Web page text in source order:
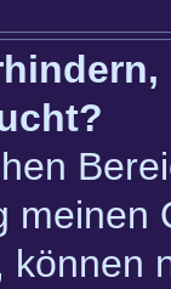
meinen
können